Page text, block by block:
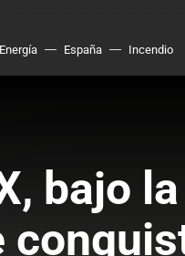
Energía España Incendio
bajo